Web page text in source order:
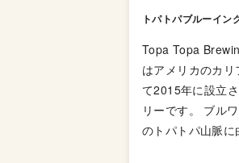
トパトパブルーイン
Topa Topa
はアメリカのカ
て2015年に設立
リーです。 ブルワリー名はカリフォルニア州
のトパトパ山脈に